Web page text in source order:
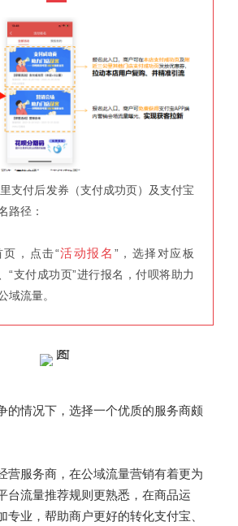
支付后发券（支付成功页） 及支付宝
路径：
，点击“活动报名 ”，选择对应板
“支付成功页”进行报名，付呗将助力
域流量。
的情况下，选择一个优质的服务商颇
营服务商，在公域流量营销有着更为
台流量推荐规则更熟悉，在商品运
专业，帮助商户更好的转化支付宝、